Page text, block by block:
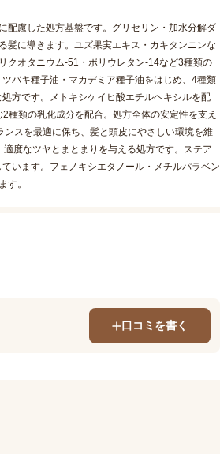
配慮した処方基盤です。グリセリン・加水分解ダ
髪に導きます。ユズ果実エキス・カキタンニンな
クオタニウム-51・ポリウレタン-14など3種類の
バキ種子油・マカデミア種子油をはじめ、4種類
方です。メトキシケイヒ酸エチルヘキシルを配
類の乳化成分を配合。処方全体の安定性を支え
スを最適に保ち、髪と頭皮にやさしい環境を維
度なツヤとまとまりを与える処方です。ステア
います。フェノキシエタノール・メチルパラベン
す。
口コミを書く